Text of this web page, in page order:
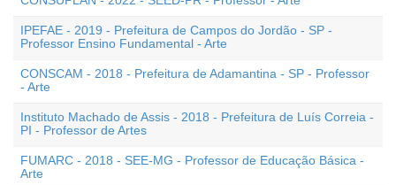
IPEFAE - 2019 - Prefeitura de Campos do Jordão - SP -
Professor Ensino Fundamental - Arte
CONSCAM - 2018 - Prefeitura de Adamantina - SP - Professor
- Arte
Instituto Machado de Assis - 2018 - Prefeitura de Luís Correia -
PI - Professor de Artes
FUMARC - 2018 - SEE-MG - Professor de Educação Básica -
Arte